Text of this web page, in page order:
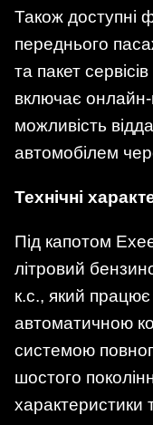
Також доступні
переднього
та пакет
включає онлайн-
можливість
автомобілем
Технічні
Під капотом
літровий
к.с., який
автоматичною
системою
шостого
характеристики